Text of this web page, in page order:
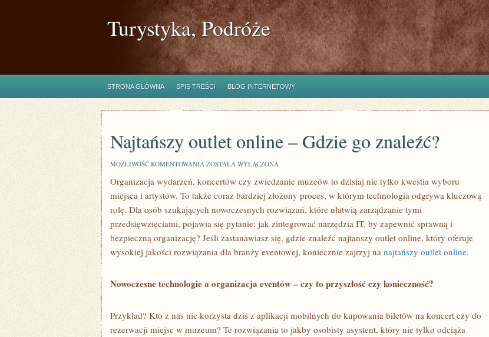
Turystyka, Podróże
STRONA GŁÓWNA SPIS TREŚCI BLOG INTERNETOWY
Najtańszy outlet online – Gdzie go znaleźć?
MOŻLIWOŚĆ KOMENTOWANIA NAJTAŃSZY
ONLINE
GDZIE
GO
ZOSTAŁA WYŁĄCZONA
Organizacja wydarzeń, koncertów czy zwiedzanie muzeów to dzisiaj nie tylko kwestia wyboru
miejsca i artystów. To także coraz bardziej złożony proces, w którym technologia odgrywa kluczową
rolę. Dla osób szukających nowoczesnych rozwiązań, które ułatwią zarządzanie tymi
przedsięwzięciami, pojawia się pytanie: jak zintegrować narzędzia IT, by zapewnić sprawną i
bezpieczną organizację? Jeśli zastanawiasz się, gdzie znaleźć najtanszy outlet online, który oferuje
wysokiej jakości rozwiązania dla branży eventowej, koniecznie zajrzyj na najtańszy outlet online.
Nowoczesne technologie a organizacja eventów – czy to przyszłość czy konieczność?
Przykład? Kto z nas nie korzysta dziś z aplikacji mobilnych do kupowania biletów na koncert czy do
rezerwacji miejsc w muzeum? Te rozwiązania to jakby osobisty asystent, który nie tylko odciąża